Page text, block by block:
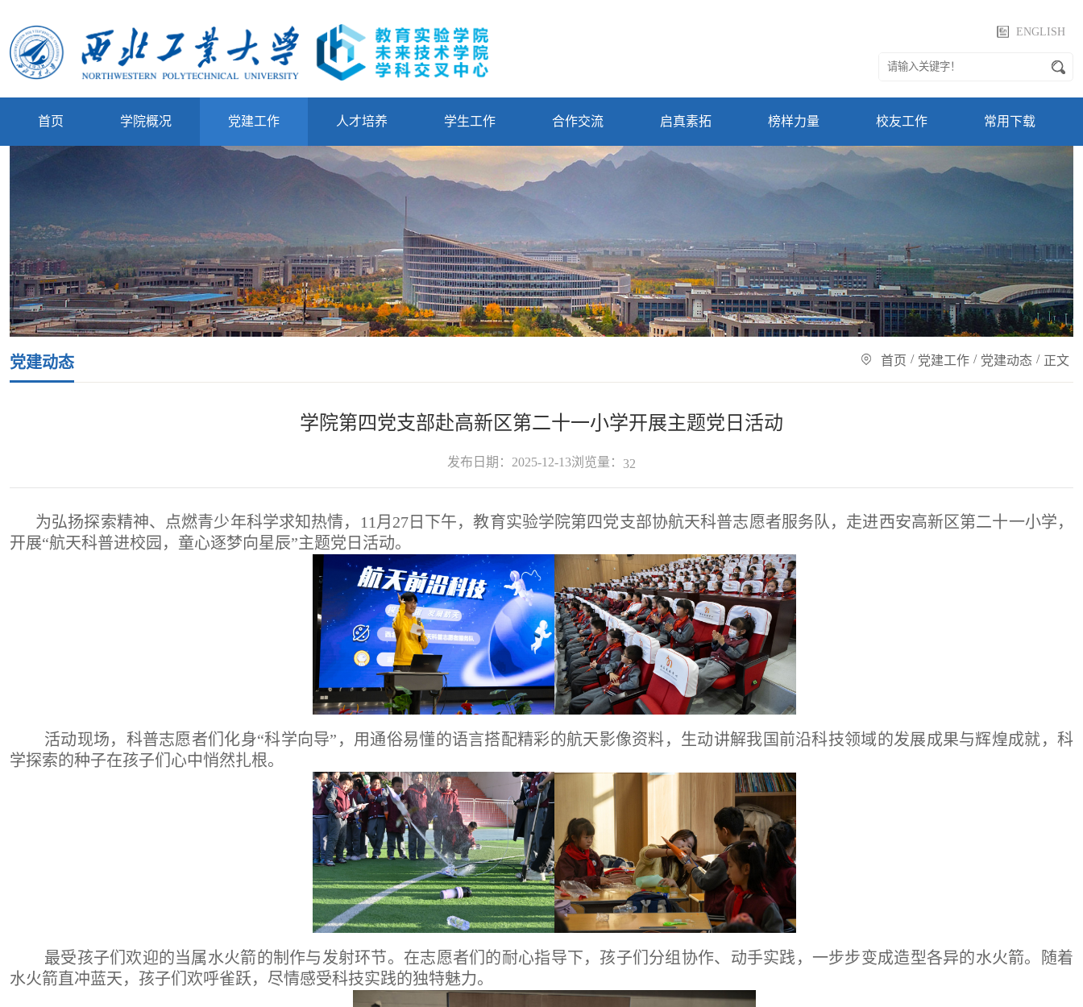
ENGLISH
首页 学院概况 党建工作 人才培养 学生工作 合作交流 启真素拓 榜样力量 校友工作 常用下载
党建动态 首页 / 党建工作 / 党建动态 / 正文
学院第四党支部赴高新区第二十一小学开展主题党日活动
发布日期：2025-12-13浏览量： 32
为弘扬探索精神、点燃青少年科学求知热情，11月27日下午，教育实验学院第四党支部协航天科普志愿者服务队，走进西安高新区第二十一小学，
开展“航天科普进校园，童心逐梦向星辰”主题党日活动。
活动现场，科普志愿者们化身“科学向导”，用通俗易懂的语言搭配精彩的航天影像资料，生动讲解我国前沿科技领域的发展成果与辉煌成就，科
学探索的种子在孩子们心中悄然扎根。
最受孩子们欢迎的当属水火箭的制作与发射环节。在志愿者们的耐心指导下，孩子们分组协作、动手实践，一步步变成造型各异的水火箭。随着
水火箭直冲蓝天，孩子们欢呼雀跃，尽情感受科技实践的独特魅力。